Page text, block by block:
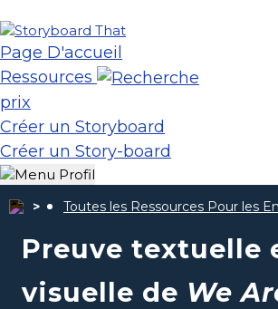
Page D'accueil
Ressources
prix
Créer un Storyboard
Créer un Story-board
Toutes les Ressources Pour les
Preuve textuelle
visuelle de We